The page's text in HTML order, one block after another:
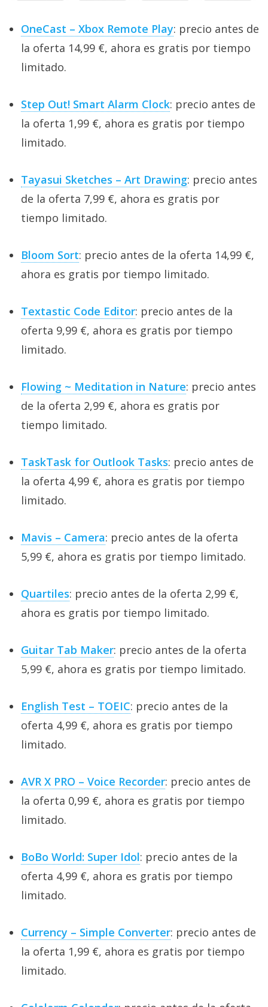
OneCast – Xbox Remote Play: precio antes de
la oferta 14,99 €, ahora es gratis por tiempo
limitado.
Step Out! Smart Alarm Clock: precio antes de
la oferta 1,99 €, ahora es gratis por tiempo
limitado.
Tayasui Sketches – Art Drawing: precio antes
de la oferta 7,99 €, ahora es gratis por
tiempo limitado.
Bloom Sort: precio antes de la oferta 14,99 €,
ahora es gratis por tiempo limitado.
Textastic Code Editor: precio antes de la
oferta 9,99 €, ahora es gratis por tiempo
limitado.
Flowing ~ Meditation in Nature: precio antes
de la oferta 2,99 €, ahora es gratis por
tiempo limitado.
TaskTask for Outlook Tasks: precio antes de
la oferta 4,99 €, ahora es gratis por tiempo
limitado.
Mavis – Camera: precio antes de la oferta
5,99 €, ahora es gratis por tiempo limitado.
Quartiles: precio antes de la oferta 2,99 €,
ahora es gratis por tiempo limitado.
Guitar Tab Maker: precio antes de la oferta
5,99 €, ahora es gratis por tiempo limitado.
English Test – TOEIC: precio antes de la
oferta 4,99 €, ahora es gratis por tiempo
limitado.
AVR X PRO – Voice Recorder: precio antes de
la oferta 0,99 €, ahora es gratis por tiempo
limitado.
BoBo World: Super Idol: precio antes de la
oferta 4,99 €, ahora es gratis por tiempo
limitado.
Currency – Simple Converter: precio antes de
la oferta 1,99 €, ahora es gratis por tiempo
limitado.